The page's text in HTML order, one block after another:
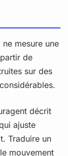
mesure une
de
sur des
décrit
ajuste
Traduire un
mouvement